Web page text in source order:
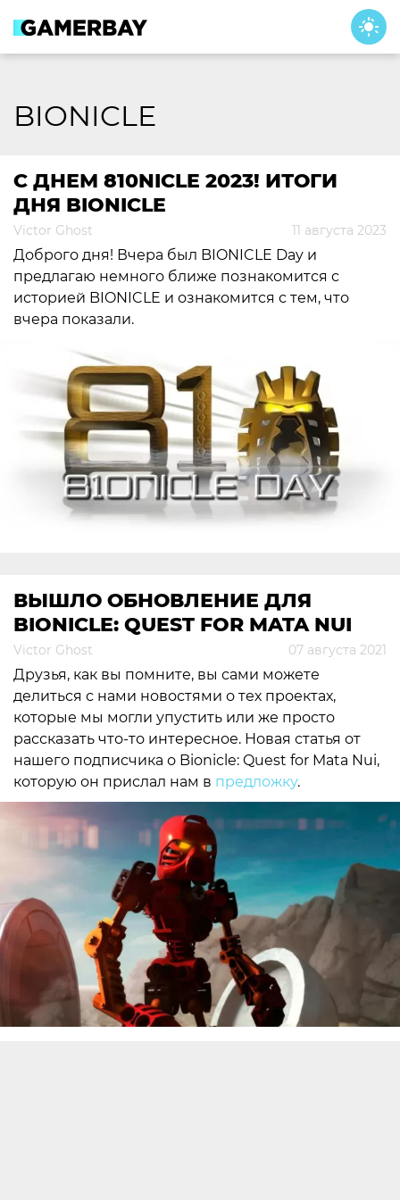
content
BIONICLE
С ДНЕМ 810NICLE 2023! ИТОГИ
ДНЯ BIONICLE
Victor Ghost 11 августа 2023
Доброго дня! Вчера был BIONICLE Day и
предлагаю немного ближе познакомится с
историей BIONICLE и ознакомится с тем, что
вчера показали.
ВЫШЛО ОБНОВЛЕНИЕ ДЛЯ
BIONICLE: QUEST FOR MATA NUI
Victor Ghost 07 августа 2021
Друзья, как вы помните, вы сами можете
делиться с нами новостями о тех проектах,
которые мы могли упустить или же просто
рассказать что-то интересное. Новая статья от
нашего подписчика о Bionicle: Quest for Mata Nui,
которую он прислал нам в предложку.